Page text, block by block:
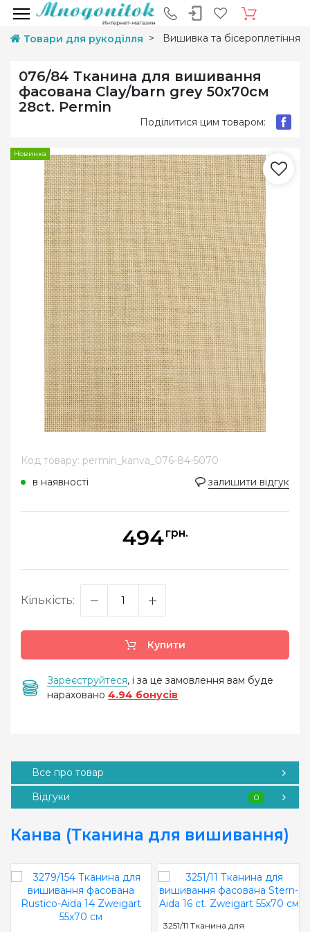
Товари для рукоділля Вишивка та бісероплетіння
076/84 Тканина для вишивання
фасована Clay/barn grey 50х70см
28ct. Permin
Поділитися цим товаром:
Новинка
Код товару: permin_kanva_076-84-5070
в наявності
залишити відгук
494грн.
Кількість:
Купити
Зареєструйтеся, і за це замовлення вам буде
нараховано 4.94 бонусів
Все про товар
Відгуки
0
Канва (Тканина для вишивання)
3251/11 Тканина для